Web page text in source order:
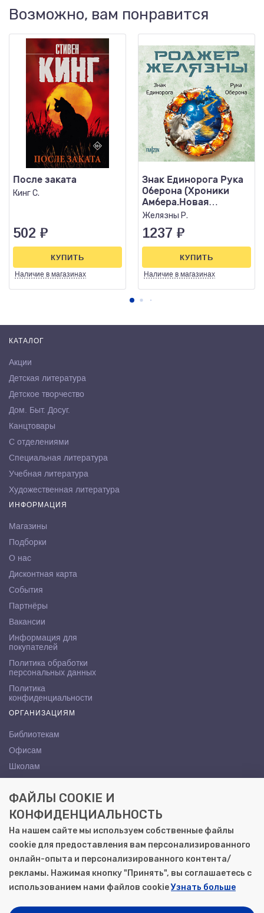
Возможно, вам понравится
После заката
Кинг С.
502 ₽
Наличие в магазинах
КУПИТЬ
Знак Единорога Рука
Оберона (Хроники
Амбера.Новая
редакция)
Желязны Р.
1237 ₽
Наличие в магазинах
КУПИТЬ
КАТАЛОГ
Акции
Детская литература
Детское творчество
Дом. Быт. Досуг.
Канцтовары
С отделениями
Специальная литература
Учебная литература
Художественная литература
ИНФОРМАЦИЯ
Магазины
Подборки
О нас
Дисконтная карта
События
Партнёры
Вакансии
Информация для
покупателей
Политика обработки
персональных данных
Политика
конфиденциальности
ОРГАНИЗАЦИЯМ
Библиотекам
Офисам
Школам
КОНТАКТЫ
Саратов, ул. Осипова, 10А
+7 (8452) 72-65-65
gemera@moya-kniga.ru
ФАЙЛЫ COOKIE И
КОНФИДЕНЦИАЛЬНОСТЬ
На нашем сайте мы используем собственные файлы
cookie для предоставления вам персонализированного
онлайн-опыта и персонализированного контента/
рекламы. Нажимая кнопку "Принять", вы соглашаетесь с
использованием нами файлов cookieУзнать больше